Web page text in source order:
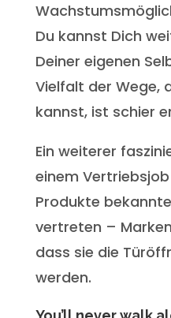
Du kannst Dich
Deiner eigenen
Vielfalt der Wege,
kannst, ist schier
Ein weiterer
einem
Produkte
vertreten –
dass sie die
werden.